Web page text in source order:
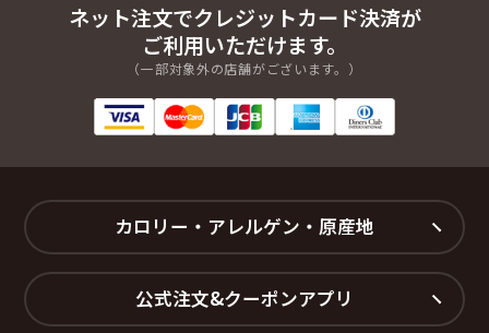
ネット注文でクレジットカード決済が
ご利用いただけます。
（一部対象外の店舗がございます。）
カロリー・アレルゲン・原産地
公式注文&クーポンアプリ